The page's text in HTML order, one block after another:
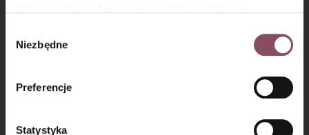
Gdańsk (80-339) adres: Dickmana 14/15 więcej
informacji o przetwarzaniu danych osobowych oraz
Polityce
prywatności.
zgody
Niezbędne
Preferencje
Statystyka
Dekorowanie: